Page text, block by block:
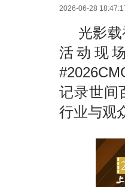
2026-06-28
光影
活动现
记录世间
行业与观